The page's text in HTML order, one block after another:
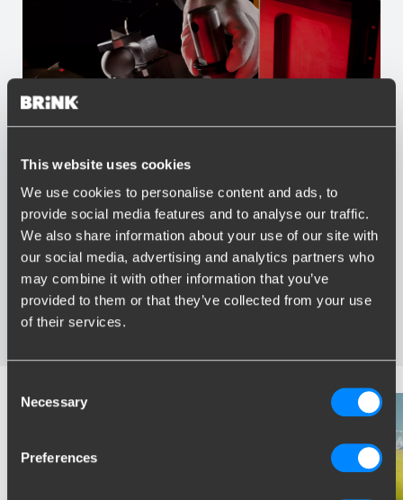
This website uses cookies
We use cookies to personalise content and ads, to
provide social media features and to analyse our traffic.
We also share information about your use of our site with
our social media, advertising and analytics partners who
may combine it with other information that you’ve
provided to them or that they’ve collected from your use
of their services.
Selection
Necessary
Preferences
Voordelen van Brink
Grootste assortiment trekhaken van Nederland
Trekhaak speciaal afgestemd op uw automerk en model
Veilige, gecertificeerde trekhaken
Montage bij u in de buurt
Diverse trekhaakopties; vaste, wegneembare en
wegdraaibare trekhaken